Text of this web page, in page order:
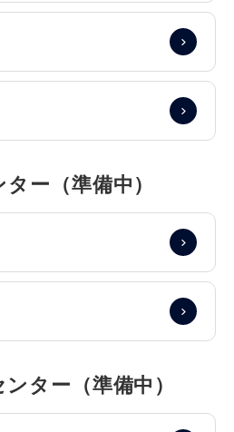
ー（準備中）
ター（準備中）